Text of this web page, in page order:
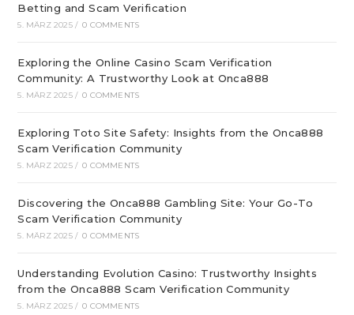
Betting and Scam Verification
5. MÄRZ 2025 / 0 COMMENTS
Exploring the Online Casino Scam Verification
Community: A Trustworthy Look at Onca888
5. MÄRZ 2025 / 0 COMMENTS
Exploring Toto Site Safety: Insights from the Onca888
Scam Verification Community
5. MÄRZ 2025 / 0 COMMENTS
Discovering the Onca888 Gambling Site: Your Go-To
Scam Verification Community
5. MÄRZ 2025 / 0 COMMENTS
Understanding Evolution Casino: Trustworthy Insights
from the Onca888 Scam Verification Community
5. MÄRZ 2025 / 0 COMMENTS